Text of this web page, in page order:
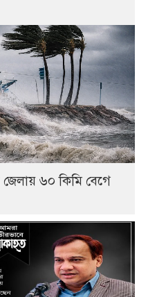
৬০ কিমি বেগে